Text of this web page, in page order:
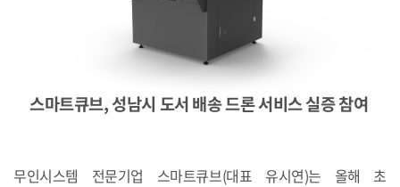
스마트큐브, 성남시 도서 배송 드론 서비스 실증 참여
무인시스템 전문기업 스마트큐브(대표 유시연)는 올해 초